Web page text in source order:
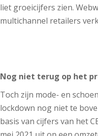
liet groeicijfers zien.
multichannel retailers
Nog niet terug op het
Toch zijn mode- en
lockdown nog niet te
basis van cijfers van het